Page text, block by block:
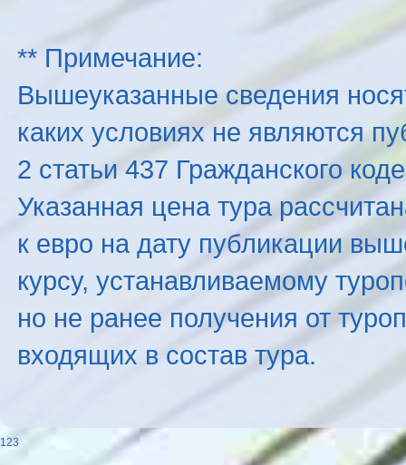
** Примечание:
Вышеуказанные сведения
каких условиях не являются
2 статьи 437 Гражданского
Указанная цена тура
к евро на дату публикации
курсу, устанавливаемому
но не ранее получения от
входящих в состав тура.
123